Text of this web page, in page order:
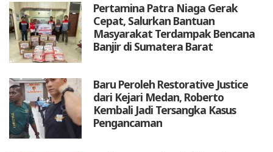
Pertamina Patra Niaga Gerak
Cepat, Salurkan Bantuan
Masyarakat Terdampak Bencana
Banjir di Sumatera Barat
Baru Peroleh Restorative Justice
dari Kejari Medan, Roberto
Kembali Jadi Tersangka Kasus
Pengancaman